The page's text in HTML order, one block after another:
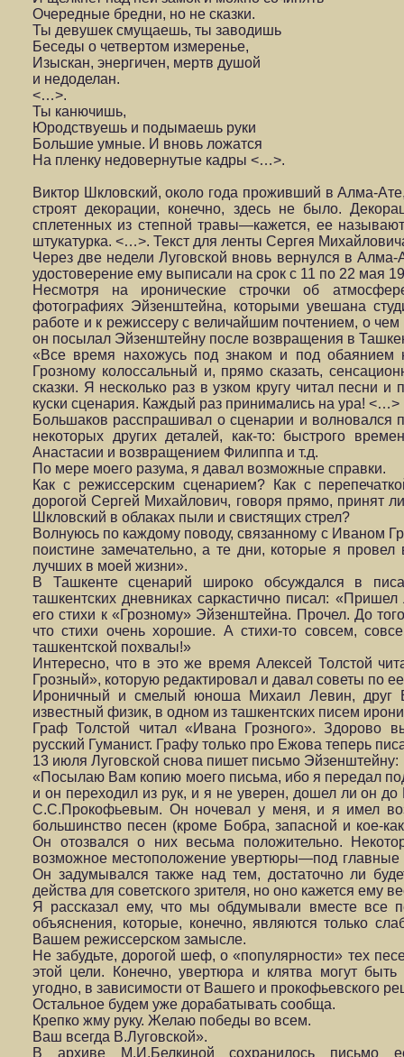
Очередные бредни, но не сказки.
Ты девушек смущаешь, ты заводишь
Беседы о четвертом измеренье,
Изыскан, энергичен, мертв душой
и недоделан.
<…>.
Ты канючишь,
Юродствуешь и подымаешь руки
Большие умные. И вновь ложатся
На пленку недовернутые кадры <…>.
Виктор Шкловский, около года проживший в Алма-
строят декорации, конечно, здесь не было.
сплетенных из степной травы—кажется, ее
штукатурка. <…>. Текст для ленты Сергея
Через две недели Луговской вновь вернулся в
удостоверение ему выписали на срок с 11 по 22 мая
Несмотря на иронические строчки об
фотографиях Эйзенштейна, которыми увешана
работе и к режиссеру с величайшим почтением, о чем
он посылал Эйзенштейну после возвращения в
«Все время нахожусь под знаком и под
Грозному колоссальный и, прямо сказать,
сказки. Я несколько раз в узком кругу читал песни
куски сценария. Каждый раз принимались на ура! <…>
Большаков расспрашивал о сценарии и волновался
некоторых других деталей, как-то: быстрого
Анастасии и возвращением Филиппа и т.д.
По мере моего разума, я давал возможные справки.
Как с режиссерским сценарием? Как с
дорогой Сергей Михайлович, говоря прямо, принят
Шкловский в облаках пыли и свистящих стрел?
Волнуюсь по каждому поводу, связанному с Иваном
поистине замечательно, а те дни, которые я
лучших в моей жизни».
В Ташкенте сценарий широко обсуждался в
ташкентских дневниках саркастично писал:
его стихи к «Грозному» Эйзенштейна. Прочел. До
что стихи очень хорошие. А стихи-то совсем,
ташкентской похвалы!»
Интересно, что в это же время Алексей Толстой
Грозный», которую редактировал и давал советы по
Ироничный и смелый юноша Михаил Левин, друг
известный физик, в одном из ташкентских писем
Граф Толстой читал «Ивана Грозного». Здорово
русский Гуманист. Графу только про Ежова теперь
13 июля Луговской снова пишет письмо Эйзенштейну:
«Посылаю Вам копию моего письма, ибо я передал
и он переходил из рук, и я не уверен, дошел ли он
С.С.Прокофьевым. Он ночевал у меня, и я имел
большинство песен (кроме Бобра, запасной и кое-
Он отозвался о них весьма положительно.
возможное местоположение увертюры—под главные
Он задумывался также над тем, достаточно ли
действа для советского зрителя, но оно кажется ему
Я рассказал ему, что мы обдумывали вместе все
объяснения, которые, конечно, являются только
Вашем режиссерском замысле.
Не забудьте, дорогой шеф, о «популярности» тех
этой цели. Конечно, увертюра и клятва могут
угодно, в зависимости от Вашего и прокофьевского
Остальное будем уже дорабатывать сообща.
Крепко жму руку. Желаю победы во всем.
Ваш всегда В.Луговской».
В архиве М.И.Белкиной сохранилось письмо